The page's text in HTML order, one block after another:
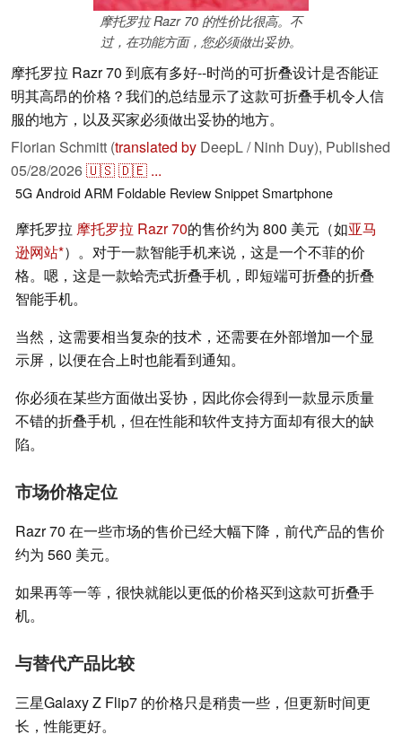
摩托罗拉 Razr 70 的性价比很高。不
过，在功能方面，您必须做出妥协。
摩托罗拉 Razr 70 到底有多好--时尚的可折叠设计是否能证
明其高昂的价格？我们的总结显示了这款可折叠手机令人信
服的地方，以及买家必须做出妥协的地方。
Florian Schmitt (translated by DeepL / Ninh Duy), Published
05/28/2026🇺🇸🇩🇪 ...
5GAndroidARM Foldable Review SnippetSmartphone
摩托罗拉 摩托罗拉 Razr 70的售价约为 800 美元（如亚马
逊网站 ）。对于一款智能手机来说，这是一个不菲的价
格。嗯，这是一款蛤壳式折叠手机，即短端可折叠的折叠
智能手机。
当然，这需要相当复杂的技术，还需要在外部增加一个显
示屏，以便在合上时也能看到通知。
你必须在某些方面做出妥协，因此你会得到一款显示质量
不错的折叠手机，但在性能和软件支持方面却有很大的缺
陷。
市场价格定位
Razr 70 在一些市场的售价已经大幅下降，前代产品的售价
约为 560 美元。
如果再等一等，很快就能以更低的价格买到这款可折叠手
机。
与替代产品比较
三星Galaxy Z Flip7 的价格只是稍贵一些，但更新时间更
长，性能更好。